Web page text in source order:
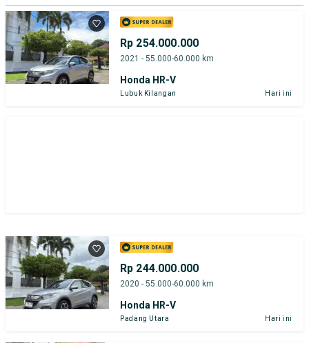
Rp 254.000.000
2021 - 55.000-60.000 km
Honda HR-V
Lubuk Kilangan Hari ini
Rp 244.000.000
2020 - 55.000-60.000 km
Honda HR-V
Padang Utara Hari ini